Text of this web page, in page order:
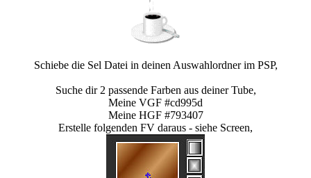
Schiebe die Sel Datei in deinen Auswahlordner im PSP,
Suche dir 2 passende Farben aus deiner Tube,
Meine VGF #cd995d
Meine HGF #793407
Erstelle folgenden FV daraus - siehe Screen,